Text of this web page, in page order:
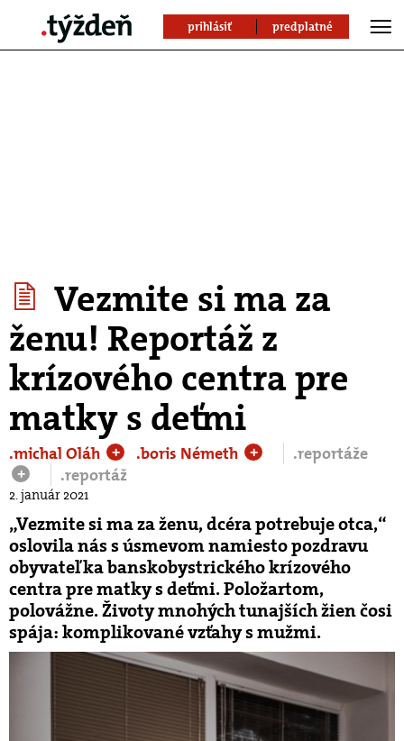
prihlásiť predplatné
Vezmite si ma za
ženu! Reportáž z
krízového centra pre
matky s deťmi
.michal Oláh + .boris Németh + .reportáže
+ .reportáž
2. január 2021
„Vezmite si ma za ženu, dcéra potrebuje otca,“
oslovila nás s úsmevom namiesto pozdravu
obyvateľka banskobystrického krízového
centra pre matky s deťmi. Položartom,
polovážne. Životy mnohých tunajších žien čosi
spája: komplikované vzťahy s mužmi.